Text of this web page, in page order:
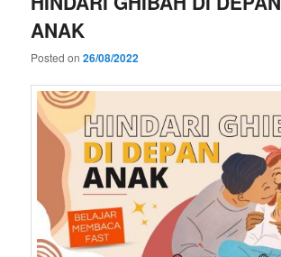
ANAK
Posted on26/08/2022